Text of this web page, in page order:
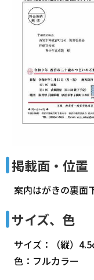
掲載面・位置
案内はがきの裏面
サイズ、色
サイズ：（縦）
色：フルカラー